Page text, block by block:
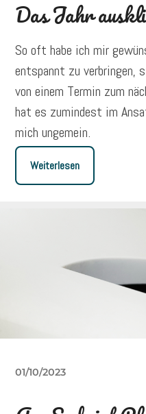
Das Jahr
So oft habe ich mir
entspannt zu
von einem Termin zum
hat es zumindest im
mich ungemein.
Weiterlesen
01/10/2023